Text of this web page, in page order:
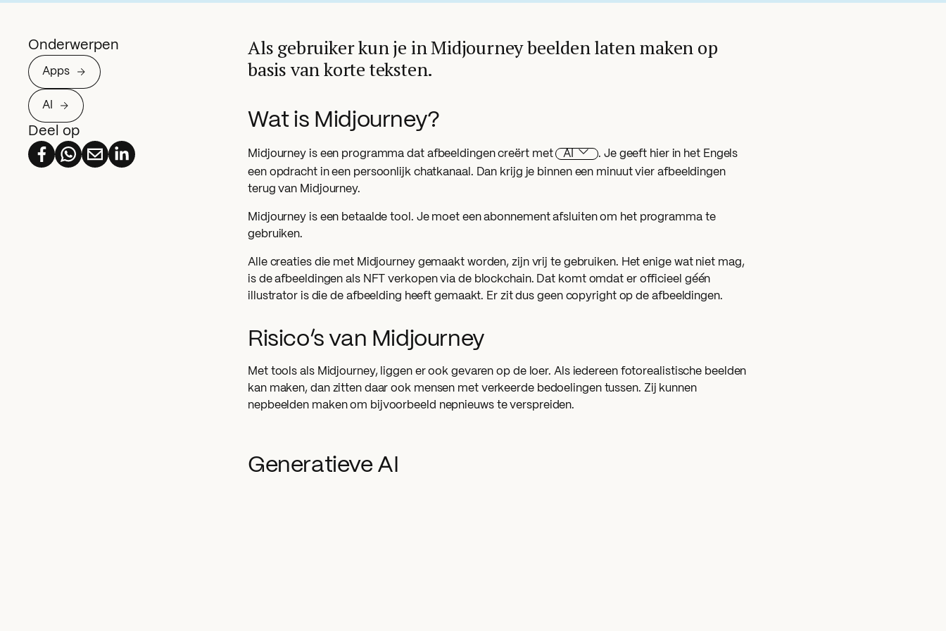
Als gebruiker kun je in Midjourney beelden laten maken op
basis van korte teksten.
Wat is Midjourney?
Midjourney is een programma dat afbeeldingen creërt met AI
. Je geeft hier in het Engels
een opdracht in een persoonlijk chatkanaal. Dan krijg je binnen een minuut vier afbeeldingen
terug van Midjourney.
Midjourney is een betaalde tool. Je moet een abonnement afsluiten om het programma te
gebruiken.
Alle creaties die met Midjourney gemaakt worden, zijn vrij te gebruiken. Het enige wat niet mag,
is de afbeeldingen als NFT verkopen via de blockchain. Dat komt omdat er officieel géén
illustrator is die de afbeelding heeft gemaakt. Er zit dus geen copyright op de afbeeldingen.
Risico’s van Midjourney
Met tools als Midjourney, liggen er ook gevaren op de loer. Als iedereen fotorealistische beelden
kan maken, dan zitten daar ook mensen met verkeerde bedoelingen tussen. Zij kunnen
nepbeelden maken om bijvoorbeeld nepnieuws te verspreiden.
Generatieve AI
Onderwerpen
Apps
AI
Deel op